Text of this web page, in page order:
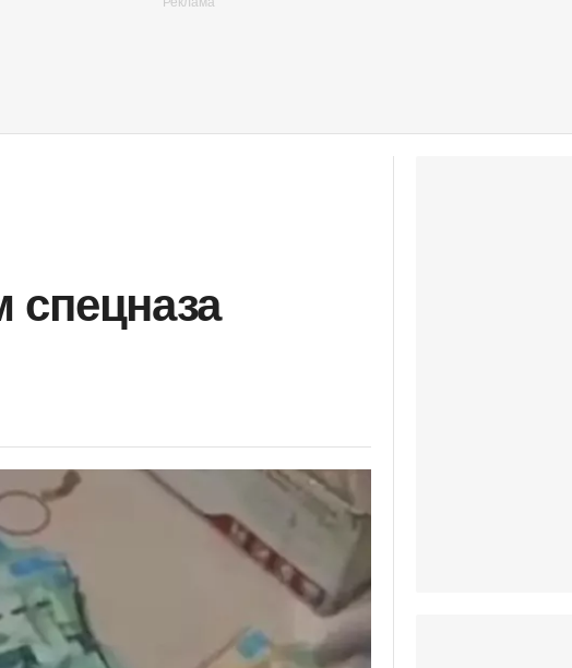
спецназа